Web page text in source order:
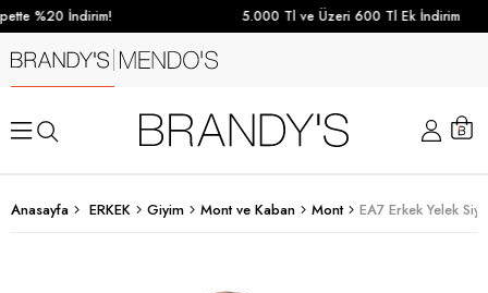
%20 İndirim! 5.000 Tl ve Üzeri 600 Tl Ek İndirim
Anasayfa ERKEK Giyim Mont ve Kaban Mont EA7 Erkek Yelek